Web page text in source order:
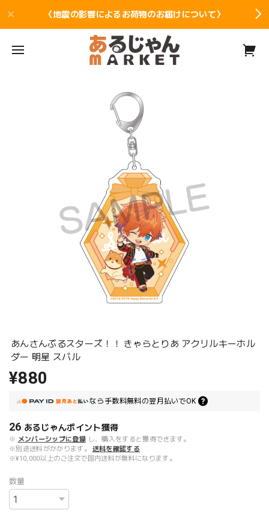
〈地震の影響によるお荷物のお届けについて〉
あんさんぶるスターズ！！ きゃらとりあ アクリルキーホル
ダー 明星 スバル
¥880
なら 手数料無料の翌月払いでOK
26 あるじゃんポイント獲得
※ メンバーシップに登録 し、購入をすると獲得できます。
※別途送料がかかります。
送料を確認する
※¥10,000以上のご注文で国内送料が無料になります。
数量